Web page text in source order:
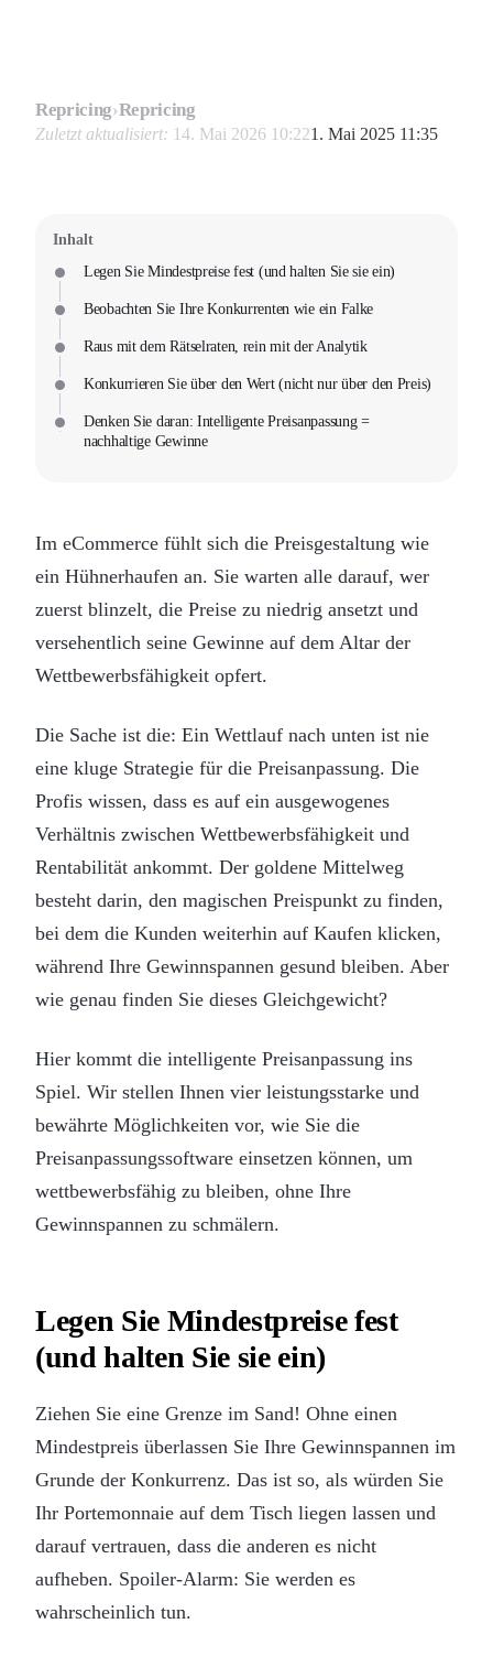
Repricing›Repricing
Zuletzt aktualisiert: 14. Mai 2026 10:221. Mai 2025 11:35
Inhalt
Legen Sie Mindestpreise fest (und halten Sie sie ein)
Beobachten Sie Ihre Konkurrenten wie ein Falke
Raus mit dem Rätselraten, rein mit der Analytik
Konkurrieren Sie über den Wert (nicht nur über den Preis)
Denken Sie daran: Intelligente Preisanpassung =
nachhaltige Gewinne
Im eCommerce fühlt sich die Preisgestaltung wie
ein Hühnerhaufen an. Sie warten alle darauf, wer
zuerst blinzelt, die Preise zu niedrig ansetzt und
versehentlich seine Gewinne auf dem Altar der
Wettbewerbsfähigkeit opfert.
Die Sache ist die: Ein Wettlauf nach unten ist nie
eine kluge Strategie für die Preisanpassung. Die
Profis wissen, dass es auf ein ausgewogenes
Verhältnis zwischen Wettbewerbsfähigkeit und
Rentabilität ankommt. Der goldene Mittelweg
besteht darin, den magischen Preispunkt zu finden,
bei dem die Kunden weiterhin auf Kaufen klicken,
während Ihre Gewinnspannen gesund bleiben. Aber
wie genau finden Sie dieses Gleichgewicht?
Hier kommt die intelligente Preisanpassung ins
Spiel. Wir stellen Ihnen vier leistungsstarke und
bewährte Möglichkeiten vor, wie Sie die
Preisanpassungssoftware einsetzen können, um
wettbewerbsfähig zu bleiben, ohne Ihre
Gewinnspannen zu schmälern.
Legen Sie Mindestpreise fest
(und halten Sie sie ein)
Ziehen Sie eine Grenze im Sand! Ohne einen
Mindestpreis überlassen Sie Ihre Gewinnspannen im
Grunde der Konkurrenz. Das ist so, als würden Sie
Ihr Portemonnaie auf dem Tisch liegen lassen und
darauf vertrauen, dass die anderen es nicht
aufheben. Spoiler-Alarm: Sie werden es
wahrscheinlich tun.